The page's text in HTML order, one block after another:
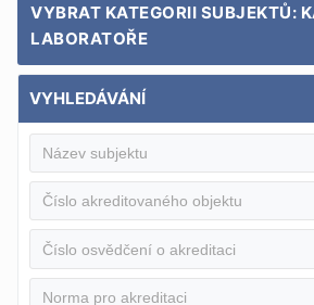
VYBRAT KATEGORII SUBJEKTŮ:
LABORATOŘE
VYHLEDÁVÁNÍ